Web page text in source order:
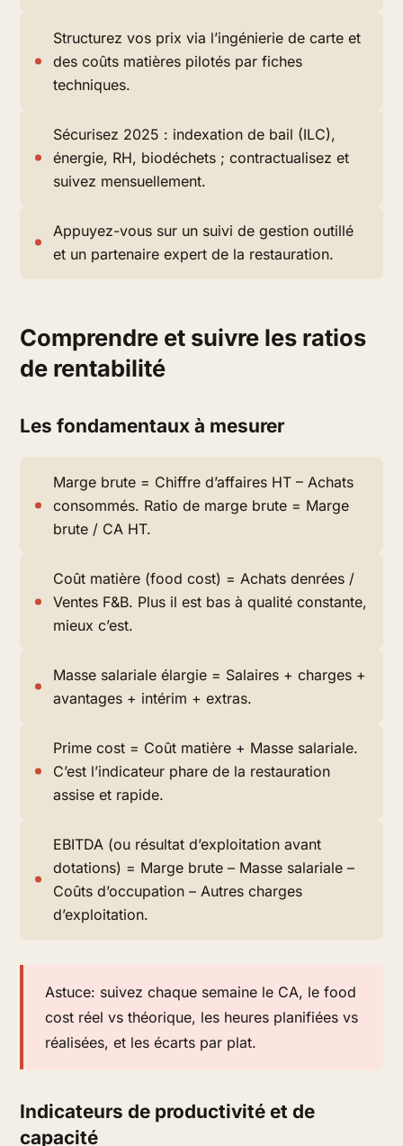
Structurez vos prix via l’ingénierie de carte et
des coûts matières pilotés par fiches
techniques.
Sécurisez 2025 : indexation de bail (ILC),
énergie, RH, biodéchets ; contractualisez et
suivez mensuellement.
Appuyez-vous sur un suivi de gestion outillé
et un partenaire expert de la restauration.
Comprendre et suivre les ratios
de rentabilité
Les fondamentaux à mesurer
Marge brute = Chiffre d’affaires HT – Achats
consommés. Ratio de marge brute = Marge
brute / CA HT.
Coût matière (food cost) = Achats denrées /
Ventes F&B. Plus il est bas à qualité constante,
mieux c’est.
Masse salariale élargie = Salaires + charges +
avantages + intérim + extras.
Prime cost = Coût matière + Masse salariale.
C’est l’indicateur phare de la restauration
assise et rapide.
EBITDA (ou résultat d’exploitation avant
dotations) = Marge brute – Masse salariale –
Coûts d’occupation – Autres charges
d’exploitation.
Astuce: suivez chaque semaine le CA, le food
cost réel vs théorique, les heures planifiées vs
réalisées, et les écarts par plat.
Indicateurs de productivité et de
capacité